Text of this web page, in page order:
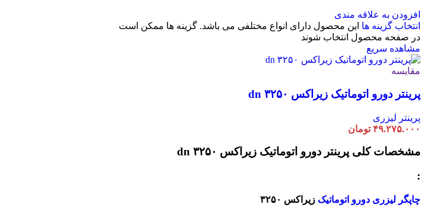
افزودن به علاقه مندی
انتخاب گزینه ها این محصول دارای انواع مختلفی می باشد. گزینه ها ممکن است
در صفحه محصول انتخاب شوند
مشاهده سریع
مقایسه
پرینتر دورو اتوماتیک زیراکس dn ۳۲۵۰
پرینتر لیزری
۴۹.۲۷۵.۰۰۰ تومان
مشخصات کلی پرینتر دورو اتوماتیک زیراکس dn ۳۲۵۰
:
چاپگر لیزری دورو اتوماتیک زیراکس ۳۲۵۰